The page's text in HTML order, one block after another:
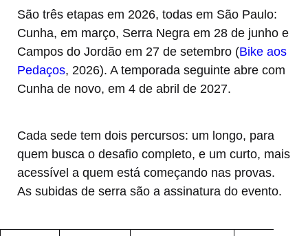
São três etapas em 2026, todas em São Paulo:
Cunha, em março, Serra Negra em 28 de junho e
Campos do Jordão em 27 de setembro (Bike aos
Pedaços, 2026). A temporada seguinte abre com
Cunha de novo, em 4 de abril de 2027.
Cada sede tem dois percursos: um longo, para
quem busca o desafio completo, e um curto, mais
acessível a quem está começando nas provas.
As subidas de serra são a assinatura do evento.